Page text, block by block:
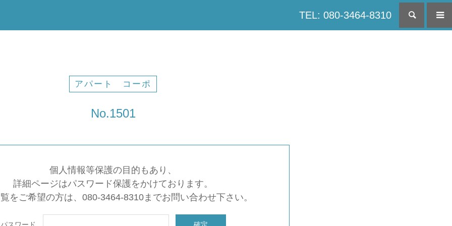
TEL: 080-3464-8310 検索
アパート コーポ
No.1501
個人情報等保護の目的もあり、
詳細ページはパスワード保護をかけております。
をご希望の方は、080-3464-8310までお問い合わせ下さい。